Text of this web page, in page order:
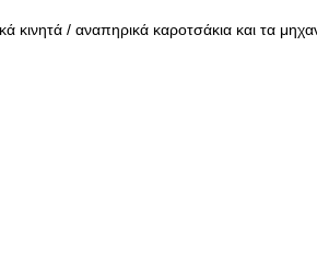
κινητά / αναπηρικά καροτσάκια και τα